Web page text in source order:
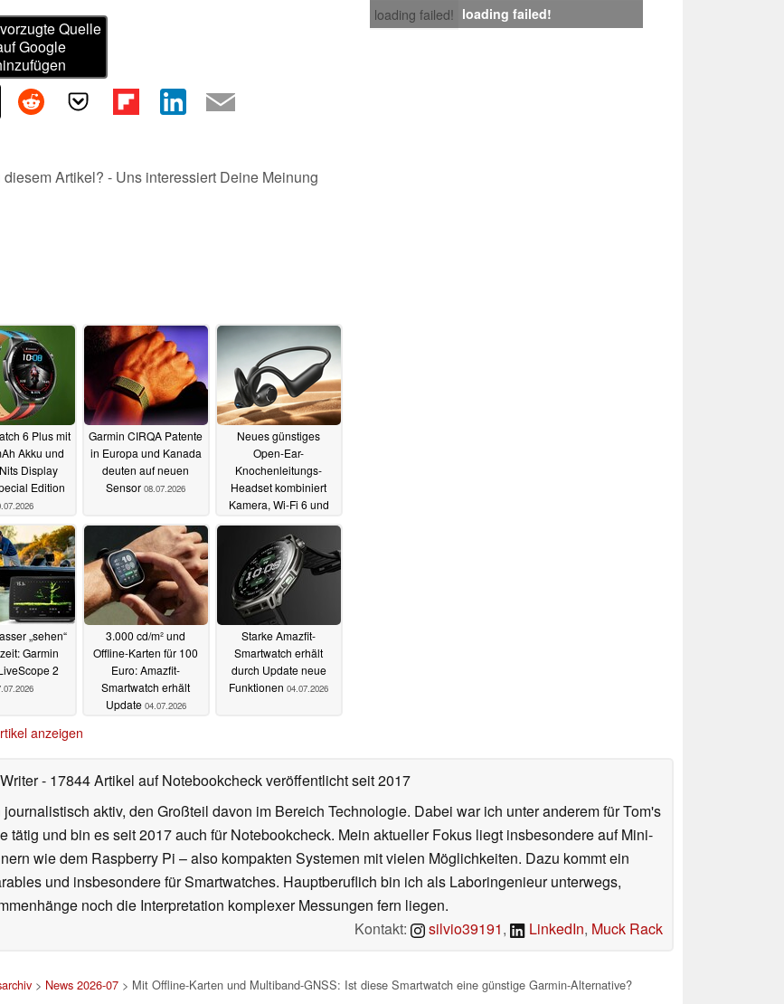
loading failed! loading failed!
Quelle
Google
Artikel? - Uns interessiert Deine Meinung
6 Plus mit
Akku und
Display
Edition
Garmin CIRQA Patente
in Europa und Kanada
deuten auf neuen
Sensor 08.07.2026
Neues günstiges
Open-Ear-
Knochenleitungs-
Headset kombiniert
Kamera, Wi-Fi 6 und
Echtzeit-Übersetzung
08.07.2026
„sehen“
Garmin
2
3.000 cd/m² und
Offline-Karten für 100
Euro: Amazfit-
Smartwatch erhält
Update 04.07.2026
Starke Amazfit-
Smartwatch erhält
durch Update neue
Funktionen 04.07.2026
anzeigen
- 17844 Artikel auf Notebookcheck veröffentlichtseit 2017
aktiv, den Großteil davon im Bereich Technologie. Dabei war ich unter anderem für Tom's
tätig und bin es seit 2017 auch für Notebookcheck. Mein aktueller Fokus liegt insbesondere auf Mini-
wie dem Raspberry Pi – also kompakten Systemen mit vielen Möglichkeiten. Dazu kommt ein
und insbesondere für Smartwatches. Hauptberuflich bin ich als Laboringenieur unterwegs,
noch die Interpretation komplexer Messungen fern liegen.
Kontakt:
silvio39191, LinkedIn, Muck Rack
> News 2026-07> Mit Offline-Karten und Multiband-GNSS: Ist diese Smartwatch eine günstige Garmin-Alternative?